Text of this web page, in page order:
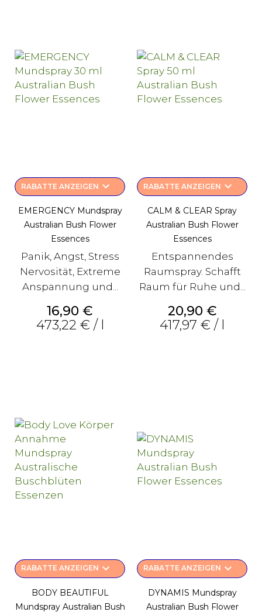
RABATTE ANZEIGEN keyboard_arrow_down
EMERGENCY Mundspray
Australian Bush Flower
Essences
Panik, Angst, Stress
Nervosität, Extreme
Anspannung und...
Preis
16,90 €
473,22 € / l
RABATTE ANZEIGEN keyboard_arrow_down
CALM & CLEAR Spray
Australian Bush Flower
Essences
Entspannendes
Raumspray. Schafft
Raum für Ruhe und...
Preis
20,90 €
417,97 € / l
RABATTE ANZEIGEN keyboard_arrow_down
BODY BEAUTIFUL
Mundspray Australian Bush
RABATTE ANZEIGEN keyboard_arrow_down
DYNAMIS Mundspray
Australian Bush Flower